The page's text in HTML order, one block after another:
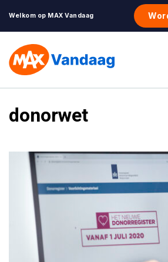
Welkom op MAX Vandaag
donorwet